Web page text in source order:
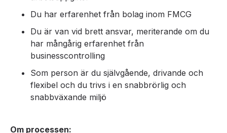
Du har erfarenhet från bolag inom FMCG
Du är van vid brett ansvar, meriterande om du
har mångårig erfarenhet från
businesscontrolling
Som person är du självgående, drivande och
flexibel och du trivs i en snabbrörlig och
snabbväxande miljö
Om processen: